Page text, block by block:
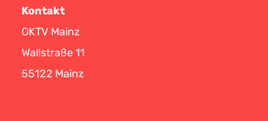
Kontakt
OKTV Mainz
Wallstraße 11
55122 Mainz